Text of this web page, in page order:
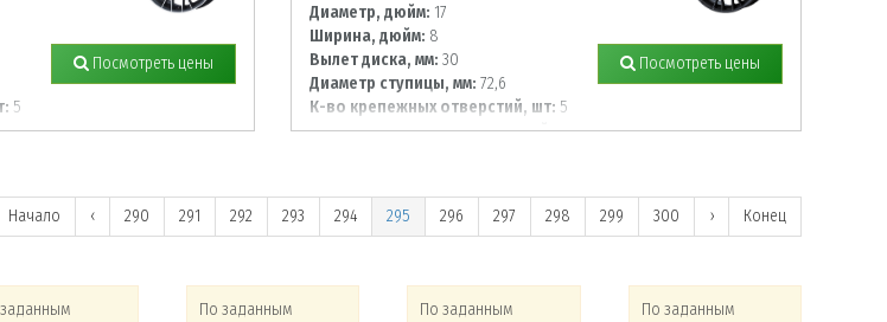
5
мм:
Посмотреть цены
Диаметр, дюйм: 17
Ширина, дюйм: 8
Вылет диска, мм: 30
Диаметр ступицы, мм: 72,6
К-во крепежных отверстий, шт: 5
Диаметр располож. отверстий, мм:
Посмотреть цены
Начало ‹ 290 291 292 293 294 295 296 297 298 299 300 › Конец
По заданным
По заданным
По заданным